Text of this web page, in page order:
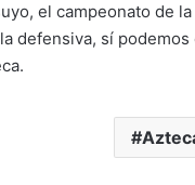
el campeonato de
defensiva, sí